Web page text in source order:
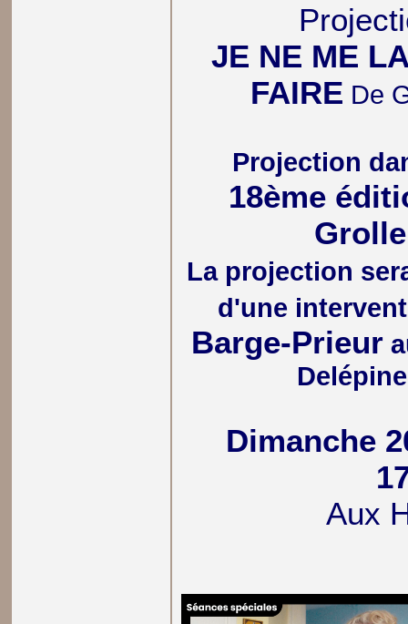
JE NE ME
FAIRE De
Projection
18ème
La projection
d'une
Barge-Prieur
Dimanche
Aux